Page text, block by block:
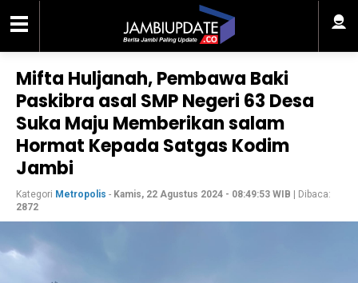
Mifta Huljanah, Pembawa Baki
Paskibra asal SMP Negeri 63 Desa
Suka Maju Memberikan salam
Hormat Kepada Satgas Kodim
Jambi
Kategori Metropolis - Kamis, 22 Agustus 2024 - 08:49:53 WIB | Dibaca:
2872